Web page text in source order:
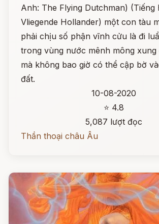
Anh: The Flying Dutchman) (Tiếng
Vliegende Hollander) một con tàu
phải chịu số phận vĩnh cửu là đi
trong vùng nước mênh mông xung
mà không bao giờ có thể cập bờ
đất.
10-08-2020
⭐ 4.8
5,087 lượt đọc
Thần thoại châu Âu